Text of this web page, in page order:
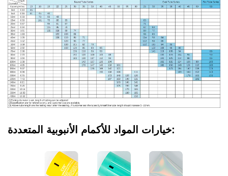
خيارات المواد للأكمام الأنبوبية المتعددة: